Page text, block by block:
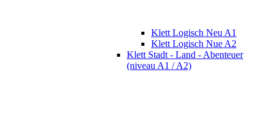
Klett Logisch Neu A1
Klett Logisch Nue A2
Klett Stadt - Land - Abenteuer
(niveau A1 / A2)